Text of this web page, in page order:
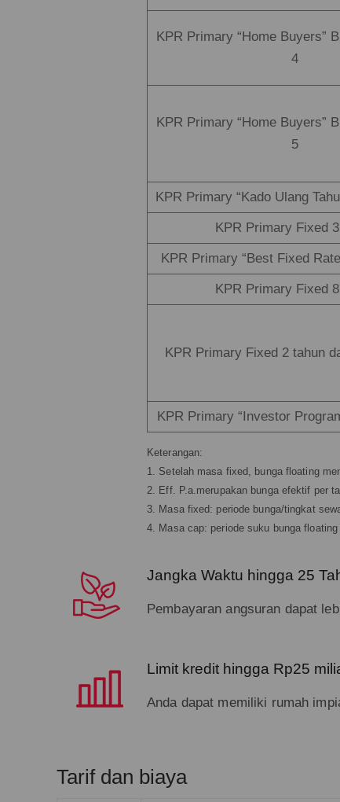
KPR Primary “Home Buyers”
4
KPR Primary “Home Buyers”
5
KPR Primary “Kado Ulang
KPR Primary Fixed
KPR Primary “Best Fixed
KPR Primary Fixed
KPR Primary Fixed 2 tahun
KPR Primary “Investor
Keterangan:
1. Setelah masa fixed, bunga floating
2. Eff. P.a.merupakan bunga efektif per
3. Masa fixed: periode bunga/tingkat
4. Masa cap: periode suku bunga
Jangka Waktu hingga 25
Pembayaran angsuran dapat
Limit kredit hingga Rp25
Anda dapat memiliki rumah
Tarif dan biaya